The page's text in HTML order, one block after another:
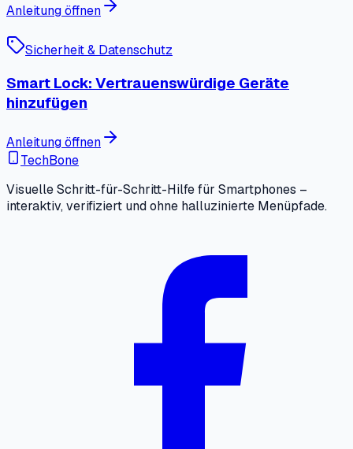
Anleitung öffnen
Sicherheit & Datenschutz
Smart Lock: Vertrauenswürdige Geräte
hinzufügen
Anleitung öffnen
TechBone
Visuelle Schritt-für-Schritt-Hilfe für Smartphones –
interaktiv, verifiziert und ohne halluzinierte Menüpfade.